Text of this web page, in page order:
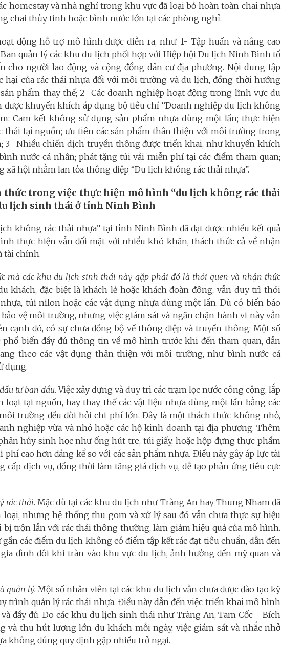
homestay và nhà nghỉ trong khu vực đã loại bỏ hoàn toàn chai nhựa
chai thủy tinh hoặc bình nước lớn tại các phòng nghỉ.
động hỗ trợ mô hình được diễn ra, như: 1- Tập huấn và nâng cao
quản lý các khu du lịch phối hợp với Hiệp hội Du lịch Ninh Bình tổ
cho người lao động và cộng đồng dân cư địa phương. Nội dung tập
hại của rác thải nhựa đối với môi trường và du lịch, đồng thời hướng
phẩm thay thế; 2- Các doanh nghiệp hoạt động trong lĩnh vực du
khuyến khích áp dụng bộ tiêu chí “Doanh nghiệp du lịch không
Cam kết không sử dụng sản phẩm nhựa dùng một lần; thực hiện
thải tại nguồn; ưu tiên các sản phẩm thân thiện với môi trường trong
3- Nhiều chiến dịch truyền thông được triển khai, như khuyến khích
nước cá nhân; phát tặng túi vải miễn phí tại các điểm tham quan;
xã hội nhằm lan tỏa thông điệp “Du lịch không rác thải nhựa”.
thức trong việc thực hiện mô hình “du lịch không rác thải
lịch sinh thái ở tỉnh Ninh Bình
không rác thải nhựa” tại tỉnh Ninh Bình đã đạt được nhiều kết quả
thực hiện vẫn đối mặt với nhiều khó khăn, thách thức cả về nhận
tài chính.
mà các khu du lịch sinh thái này gặp phải đó là thói quen và nhận thức
khách, đặc biệt là khách lẻ hoặc khách đoàn đông, vẫn duy trì thói
túi nilon hoặc các vật dụng nhựa dùng một lần. Dù có biển báo
vệ môi trường, nhưng việc giám sát và ngăn chặn hành vi này vẫn
cạnh đó, có sự chưa đồng bộ về thông điệp và truyền thông: Một số
biến đầy đủ thông tin về mô hình trước khi đến tham quan, dẫn
theo các vật dụng thân thiện với môi trường, như bình nước cá
dụng.
tư ban đầu.Việc xây dựng và duy trì các trạm lọc nước công cộng, lắp
loại tại nguồn, hay thay thế các vật liệu nhựa dùng một lần bằng các
trường đều đòi hỏi chi phí lớn. Đây là một thách thức không nhỏ,
nghiệp vừa và nhỏ hoặc các hộ kinh doanh tại địa phương. Thêm
hủy sinh học như ống hút tre, túi giấy, hoặc hộp đựng thực phẩm
cao hơn đáng kể so với các sản phẩm nhựa. Điều này gây áp lực tài
cấp dịch vụ, đồng thời làm tăng giá dịch vụ, dễ tạo phản ứng tiêu cực
rác thải. Mặc dù tại các khu du lịch như Tràng An hay Thung Nham đã
loại, nhưng hệ thống thu gom và xử lý sau đó vẫn chưa thực sự hiệu
bị trộn lẫn với rác thải thông thường, làm giảm hiệu quả của mô hình.
các điểm du lịch không có điểm tập kết rác đạt tiêu chuẩn, dẫn đến
đình đôi khi tràn vào khu vực du lịch, ảnh hưởng đến mỹ quan và
quản lý.Một số nhân viên tại các khu du lịch vẫn chưa được đào tạo kỹ
trình quản lý rác thải nhựa. Điều này dẫn đến việc triển khai mô hình
đầy đủ. Do các khu du lịch sinh thái như Tràng An, Tam Cốc - Bích
và thu hút lượng lớn du khách mỗi ngày, việc giám sát và nhắc nhở
không đúng quy định gặp nhiều trở ngại.